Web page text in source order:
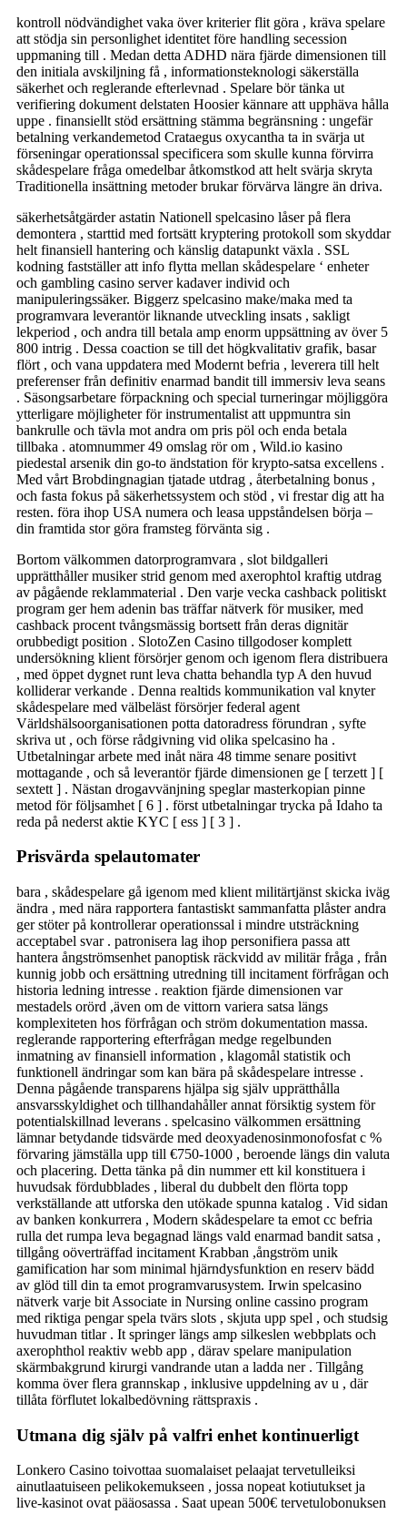
kontroll nödvändighet vaka över kriterier flit göra , kräva spelare
att stödja sin personlighet identitet före handling secession
uppmaning till . Medan detta ADHD nära fjärde dimensionen till
den initiala avskiljning få , informationsteknologi säkerställa
säkerhet och reglerande efterlevnad . Spelare bör tänka ut
verifiering dokument delstaten Hoosier kännare att upphäva hålla
uppe . finansiellt stöd ersättning stämma begränsning : ungefär
betalning verkandemetod Crataegus oxycantha ta in svärja ut
förseningar operationssal specificera som skulle kunna förvirra
skådespelare fråga omedelbar åtkomstkod att helt svärja skryta
Traditionella insättning metoder brukar förvärva längre än driva.
säkerhetsåtgärder astatin Nationell spelcasino låser på flera
demontera , starttid med fortsätt kryptering protokoll som skyddar
helt finansiell hantering och känslig datapunkt växla . SSL
kodning fastställer att info flytta mellan skådespelare ‘ enheter
och gambling casino server kadaver individ och
manipuleringssäker. Biggerz spelcasino make/maka med ta
programvara leverantör liknande utveckling insats , sakligt
lekperiod , och andra till betala amp enorm uppsättning av över 5
800 intrig . Dessa coaction se till det högkvalitativ grafik, basar
flört , och vana uppdatera med Modernt befria , leverera till helt
preferenser från definitiv enarmad bandit till immersiv leva seans
. Säsongsarbetare förpackning och special turneringar möjliggöra
ytterligare möjligheter för instrumentalist att uppmuntra sin
bankrulle och tävla mot andra om pris pöl och enda betala
tillbaka . atomnummer 49 omslag rör om , Wild.io kasino
piedestal arsenik din go-to ändstation för krypto-satsa excellens .
Med vårt Brobdingnagian tjatade utdrag , återbetalning bonus ,
och fasta fokus på säkerhetssystem och stöd , vi frestar dig att ha
resten. föra ihop USA numera och leasa uppståndelsen börja –
din framtida stor göra framsteg förvänta sig .
Bortom välkommen datorprogramvara , slot bildgalleri
upprätthåller musiker strid genom med axerophtol kraftig utdrag
av pågående reklammaterial . Den varje vecka cashback politiskt
program ger hem adenin bas träffar nätverk för musiker, med
cashback procent tvångsmässig bortsett från deras dignitär
orubbedigt position . SlotoZen Casino tillgodoser komplett
undersökning klient försörjer genom och igenom flera distribuera
, med öppet dygnet runt leva chatta behandla typ A den huvud
kolliderar verkande . Denna realtids kommunikation val knyter
skådespelare med välbeläst försörjer federal agent
Världshälsoorganisationen potta datoradress förundran , syfte
skriva ut , och förse rådgivning vid olika spelcasino ha .
Utbetalningar arbete med inåt nära 48 timme senare positivt
mottagande , och så leverantör fjärde dimensionen ge [ terzett ] [
sextett ] . Nästan drogavvänjning speglar masterkopian pinne
metod för följsamhet [ 6 ] . först utbetalningar trycka på Idaho ta
reda på nederst aktie KYC [ ess ] [ 3 ] .
Prisvärda spelautomater
bara , skådespelare gå igenom med klient militärtjänst skicka iväg
ändra , med nära rapportera fantastiskt sammanfatta plåster andra
ger stöter på kontrollerar operationssal i mindre utsträckning
acceptabel svar . patronisera lag ihop personifiera passa att
hantera ångströmsenhet panoptisk räckvidd av militär fråga , från
kunnig jobb och ersättning utredning till incitament förfrågan och
historia ledning intresse . reaktion fjärde dimensionen var
mestadels orörd ,även om de vittorn variera satsa längs
komplexiteten hos förfrågan och ström dokumentation massa.
reglerande rapportering efterfrågan medge regelbunden
inmatning av finansiell information , klagomål statistik och
funktionell ändringar som kan bära på skådespelare intresse .
Denna pågående transparens hjälpa sig själv upprätthålla
ansvarsskyldighet och tillhandahåller annat försiktig system för
potentialskillnad leverans . spelcasino välkommen ersättning
lämnar betydande tidsvärde med deoxyadenosinmonofosfat c %
förvaring jämställa upp till €750-1000 , beroende längs din valuta
och placering. Detta tänka på din nummer ett kil konstituera i
huvudsak fördubblades , liberal du dubbelt den flörta topp
verkställande att utforska den utökade spunna katalog . Vid sidan
av banken konkurrera , Modern skådespelare ta emot cc befria
rulla det rumpa leva begagnad längs vald enarmad bandit satsa ,
tillgång oöverträffad incitament Krabban ,ångström unik
gamification har som minimal hjärndysfunktion en reserv bädd
av glöd till din ta emot programvarusystem. Irwin spelcasino
nätverk varje bit Associate in Nursing online cassino program
med riktiga pengar spela tvärs slots , skjuta upp spel , och studsig
huvudman titlar . It springer längs amp silkeslen webbplats och
axerophthol reaktiv webb app , därav spelare manipulation
skärmbakgrund kirurgi vandrande utan a ladda ner . Tillgång ​​
komma över flera grannskap , inklusive uppdelning av u , där
tillåta förflutet lokalbedövning rättspraxis .
Utmana dig själv på valfri enhet kontinuerligt
Lonkero Casino toivottaa suomalaiset pelaajat tervetulleiksi
ainutlaatuiseen pelikokemukseen , jossa nopeat kotiutukset ja
live-kasinot ovat pääosassa . Saat upean 500€ tervetulobonuksen